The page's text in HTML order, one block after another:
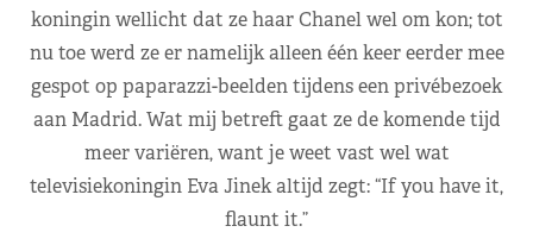
koningin wellicht dat ze haar Chanel wel om kon; tot
nu toe werd ze er namelijk alleen één keer eerder mee
gespot op paparazzi-beelden tijdens een privébezoek
aan Madrid. Wat mij betreft gaat ze de komende tijd
meer variëren, want je weet vast wel wat
televisiekoningin Eva Jinek altijd zegt: “If you have it,
flaunt it.”